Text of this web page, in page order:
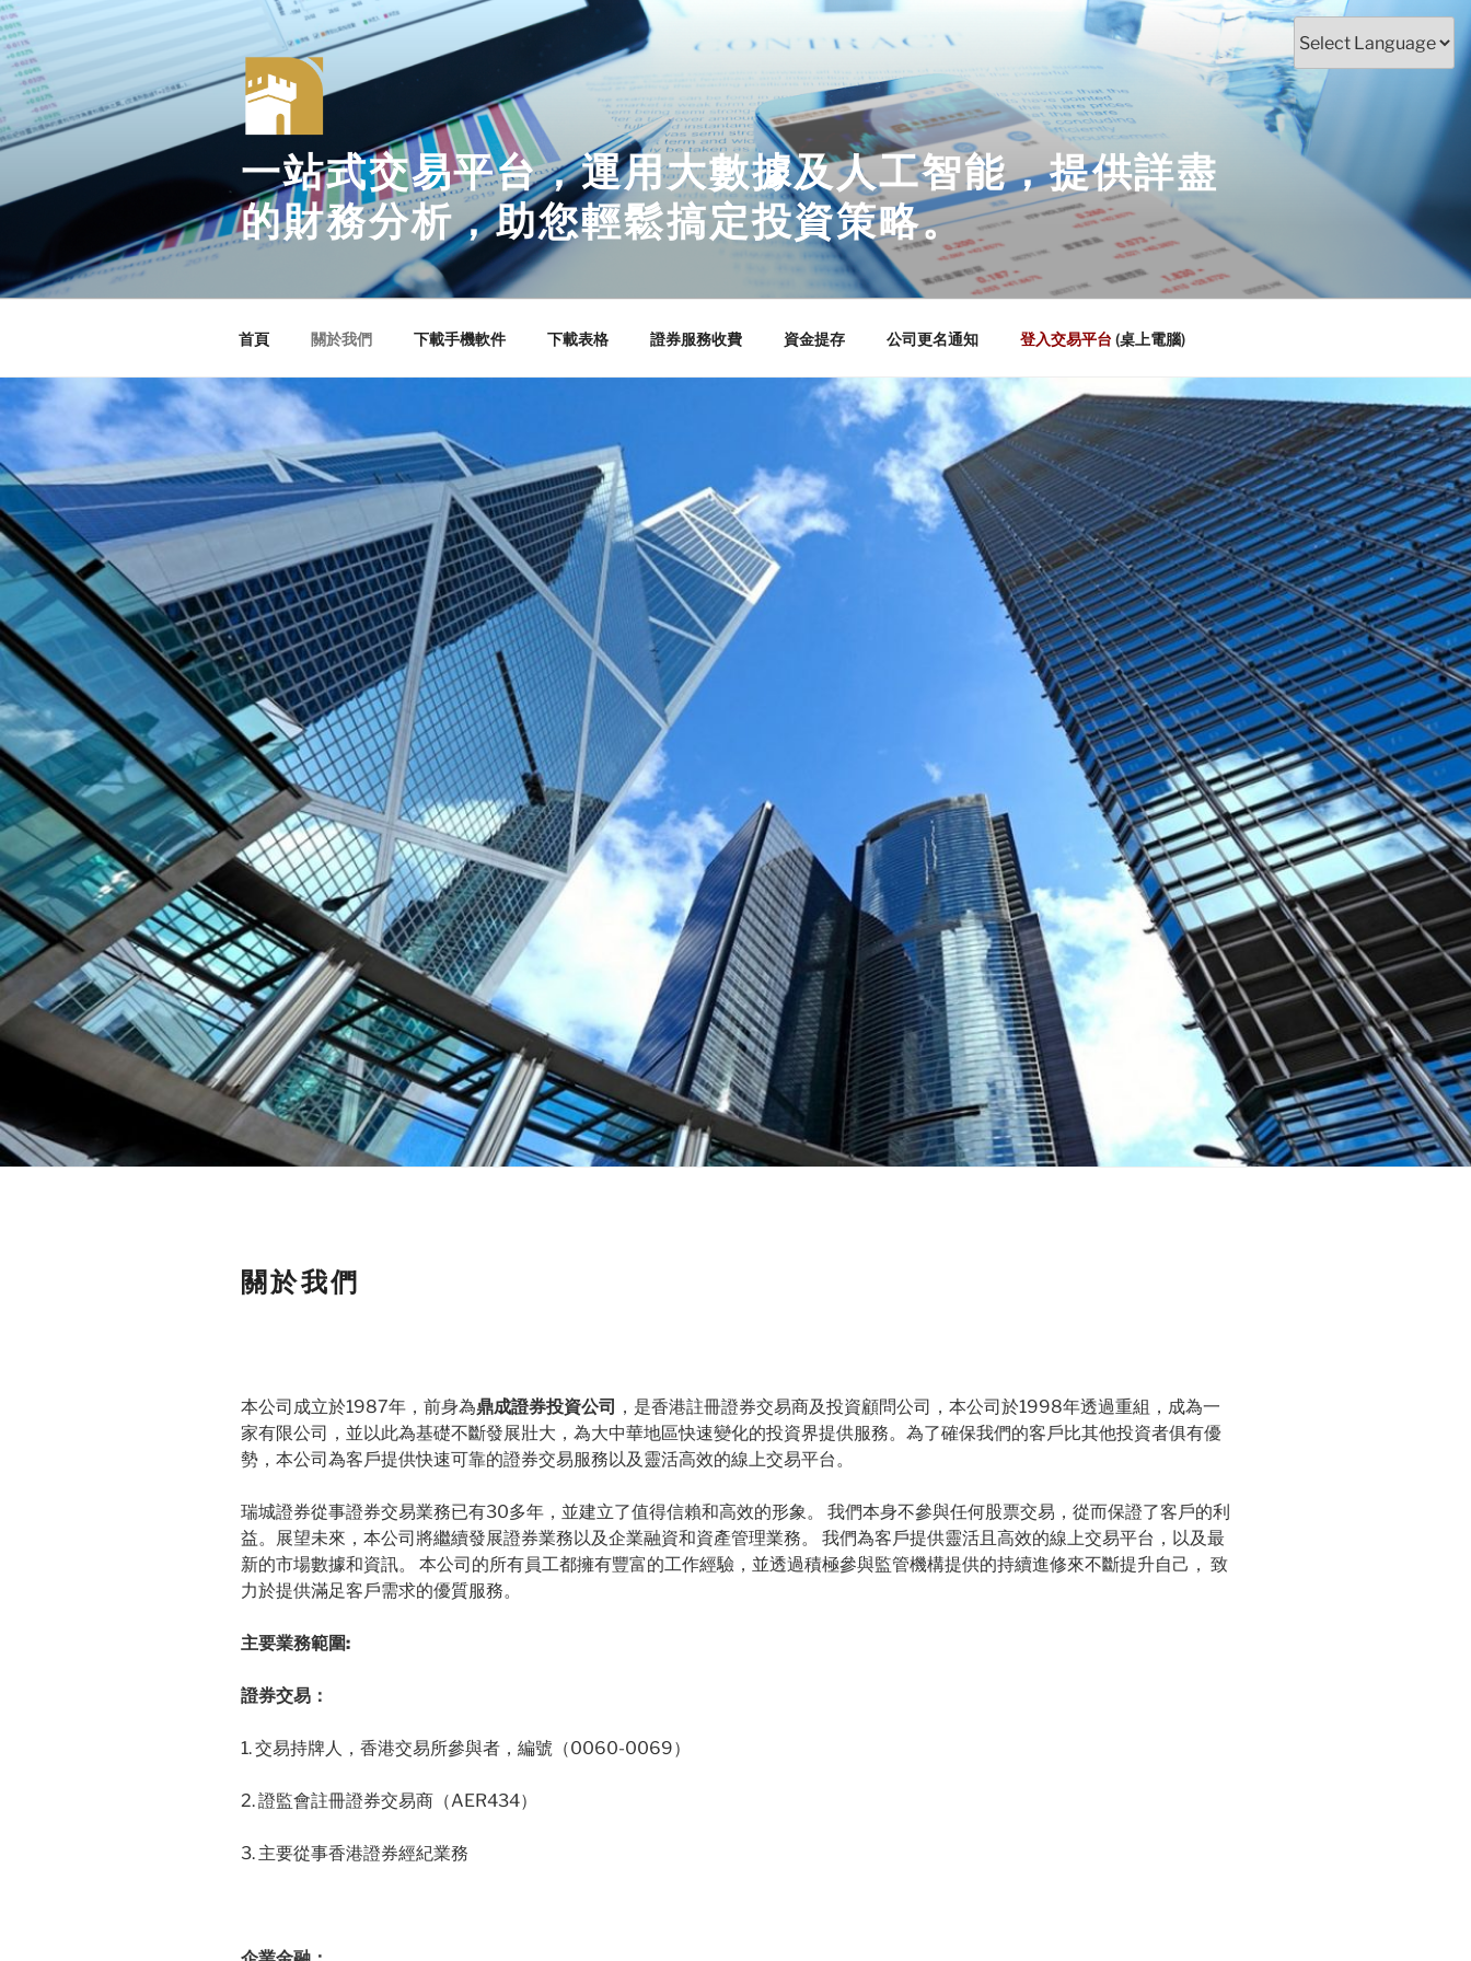
Skip
to
content
一站式交易平台，運用大數據及人工智能，提供詳盡
的財務分析，助您輕鬆搞定投資策略。
首頁 關於我們 下載手機軟件 下載表格 證券服務收費 資金提存 公司更名通知 登入交易平台 (桌上電腦)
關於我們
本公司成立於1987年，前身為鼎成證券投資公司 ，是香港註冊證券交易商及投資顧問公司，本公司於1998年透過重組，成為一
家有限公司，並以此為基礎不斷發展壯大，為大中華地區快速變化的投資界提供服務。為了確保我們的客戶比其他投資者俱有優
勢，本公司為客戶提供快速可靠的證券交易服務以及靈活高效的線上交易平台。
瑞城證券從事證券交易業務已有30多年，並建立了值得信賴和高效的形象。 我們本身不參與任何股票交易，從而保證了客戶的利
益。展望未來，本公司將繼續發展證券業務以及企業融資和資產管理業務。 我們為客戶提供靈活且高效的線上交易平台，以及最
新的市場數據和資訊。 本公司的所有員工都擁有豐富的工作經驗，並透過積極參與監管機構提供的持續進修來不斷提升自己， 致
力於提供滿足客戶需求的優質服務。
主要業務範圍:
證券交易：
1. 交易持牌人，香港交易所參與者，編號（0060-0069）
2. 證監會註冊證券交易商（AER434）
3. 主要從事香港證券經紀業務